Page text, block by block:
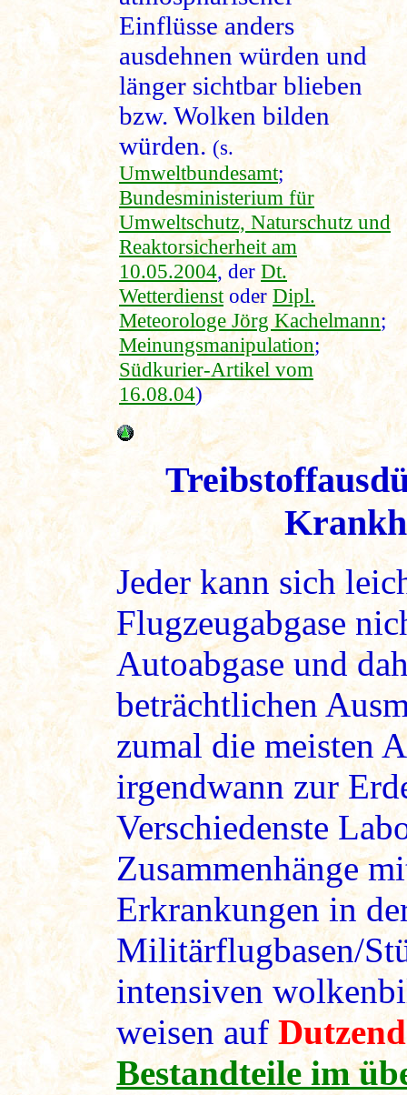
Einflüsse anders
ausdehnen würden und
länger sichtbar blieben
bzw. Wolken bilden
würden.(s.
Umweltbundesamt;
Bundesministerium für
Umweltschutz, Naturschutz und
Reaktorsicherheit am
10.05.2004, der Dt.
Wetterdienstoder Dipl.
Meteorologe Jörg Kachelmann;
Meinungsmanipulation;
Südkurier-Artikel vom
16.08.04)
Jeder kann sich
Flugzeugabgase
Autoabgase und
beträchtlichen
zumal die meisten
irgendwann zur
Verschiedenste
Zusammenhänge
Erkrankungen in
Militärflugbasen/
intensiven
weisen auf
Bestandteile im